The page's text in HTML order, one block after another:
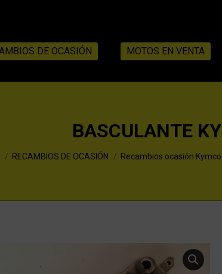
DE OCASIÓN MOTOS EN VENTA
BASCULANTE
RECAMBIOS DE OCASIÓN Recambios ocasión Kymco